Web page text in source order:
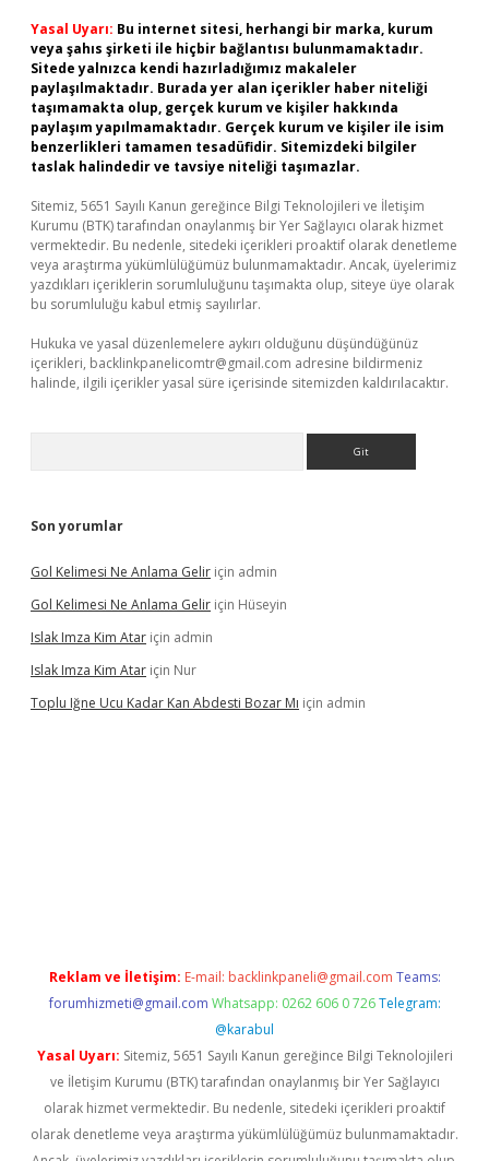
Yasal Uyarı: Bu internet sitesi, herhangi bir marka, kurum
veya şahıs şirketi ile hiçbir bağlantısı bulunmamaktadır.
Sitede yalnızca kendi hazırladığımız makaleler
paylaşılmaktadır. Burada yer alan içerikler haber niteliği
taşımamakta olup, gerçek kurum ve kişiler hakkında
paylaşım yapılmamaktadır. Gerçek kurum ve kişiler ile isim
benzerlikleri tamamen tesadüfidir. Sitemizdeki bilgiler
taslak halindedir ve tavsiye niteliği taşımazlar.
Sitemiz, 5651 Sayılı Kanun gereğince Bilgi Teknolojileri ve İletişim
Kurumu (BTK) tarafından onaylanmış bir Yer Sağlayıcı olarak hizmet
vermektedir. Bu nedenle, sitedeki içerikleri proaktif olarak denetleme
veya araştırma yükümlülüğümüz bulunmamaktadır. Ancak, üyelerimiz
yazdıkları içeriklerin sorumluluğunu taşımakta olup, siteye üye olarak
bu sorumluluğu kabul etmiş sayılırlar.
Hukuka ve yasal düzenlemelere aykırı olduğunu düşündüğünüz
içerikleri, backlinkpanelicomtr@gmail.com adresine bildirmeniz
halinde, ilgili içerikler yasal süre içerisinde sitemizden kaldırılacaktır.
Son yorumlar
Gol Kelimesi Ne Anlama Gelir için admin
Gol Kelimesi Ne Anlama Gelir için Hüseyin
Islak Imza Kim Atar için admin
Islak Imza Kim Atar için Nur
Toplu Iğne Ucu Kadar Kan Abdesti Bozar Mı için admin
Reklam ve İletişim: E-mail: backlinkpaneli@gmail.com Teams:
forumhizmeti@gmail.com Whatsapp: 0262 606 0 726 Telegram:
@karabul
Yasal Uyarı: Sitemiz, 5651 Sayılı Kanun gereğince Bilgi Teknolojileri
ve İletişim Kurumu (BTK) tarafından onaylanmış bir Yer Sağlayıcı
olarak hizmet vermektedir. Bu nedenle, sitedeki içerikleri proaktif
olarak denetleme veya araştırma yükümlülüğümüz bulunmamaktadır.